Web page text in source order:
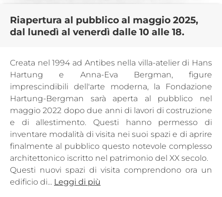
Riapertura al pubblico al maggio 2025,
dal lunedì al venerdì dalle 10 alle 18.
Creata nel 1994 ad Antibes nella villa-atelier di Hans
Hartung e Anna-Eva Bergman, figure
imprescindibili dell'arte moderna, la Fondazione
Hartung-Bergman sarà aperta al pubblico nel
maggio 2022 dopo due anni di lavori di costruzione
e di allestimento. Questi hanno permesso di
inventare modalità di visita nei suoi spazi e di aprire
finalmente al pubblico questo notevole complesso
architettonico iscritto nel patrimonio del XX secolo.
Questi nuovi spazi di visita comprendono ora un
edificio di... Leggi di più